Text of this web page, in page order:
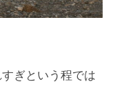
ぎという程では